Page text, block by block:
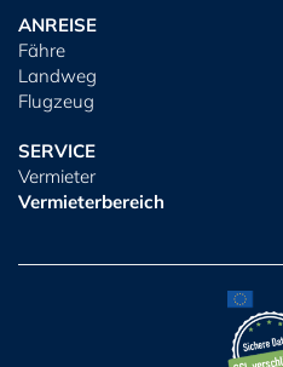
ANREISE
Fähre
Landweg
Flugzeug
SERVICE
Vermieter
Vermieterbereich